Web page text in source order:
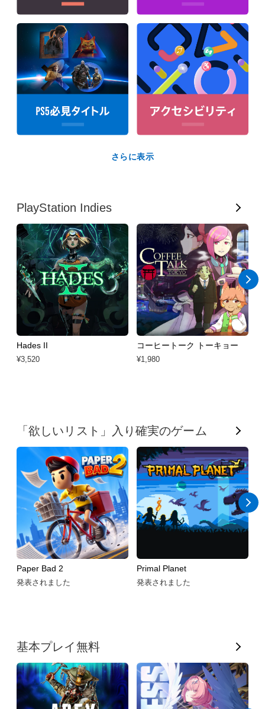
さらに表示
PlayStation Indies
べ
て
表
示
Hades II
¥3,520
コーヒートーク トーキョー
¥1,980
「欲しいリスト」入り確実のゲーム
べ
て
示
Paper Bad 2
発表されました
Primal Planet
発表されました
基本プレイ無料
べ
て
表
示